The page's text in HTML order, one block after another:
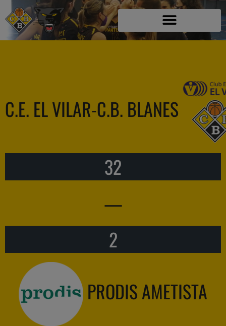
C.E. EL VILAR-C.B. BLANES
32
—
2
PRODIS AMETISTA